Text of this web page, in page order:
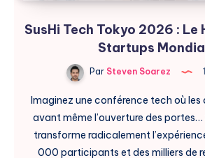
SusHi Tech Tokyo 2026 : Le
Startups
Par Steven Soarez
Imaginez une conférence tech où les
avant même l’ouverture des portes…
transforme radicalement
000 participants et des milliers de